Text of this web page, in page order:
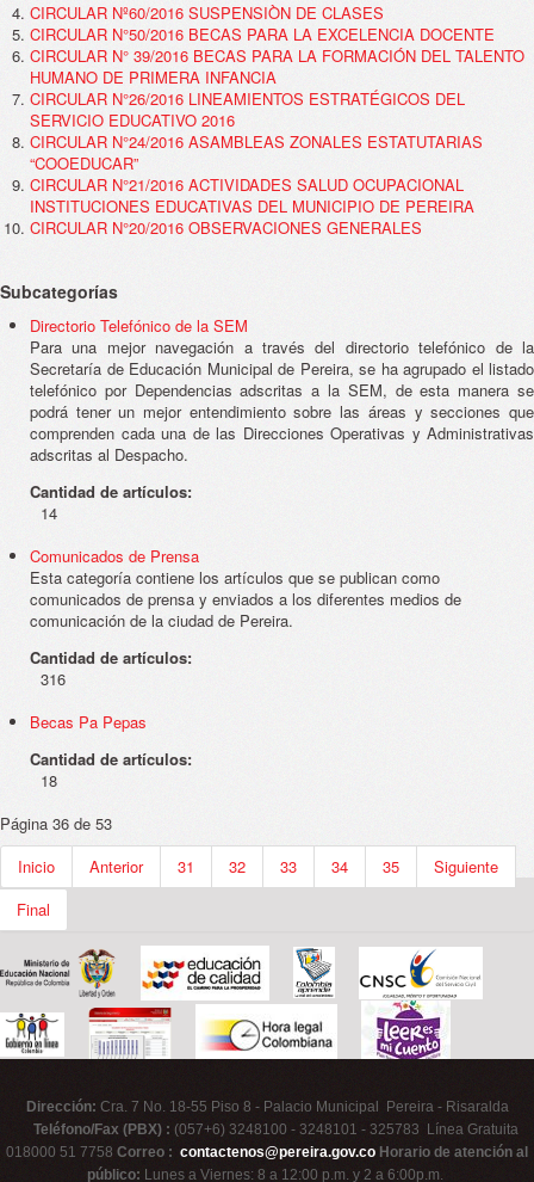
CIRCULAR Nº60/2016 SUSPENSIÒN DE CLASES
CIRCULAR N°50/2016 BECAS PARA LA EXCELENCIA DOCENTE
CIRCULAR N° 39/2016 BECAS PARA LA FORMACIÓN DEL TALENTO
HUMANO DE PRIMERA INFANCIA
CIRCULAR N°26/2016 LINEAMIENTOS ESTRATÉGICOS DEL
SERVICIO EDUCATIVO 2016
CIRCULAR N°24/2016 ASAMBLEAS ZONALES ESTATUTARIAS
“COOEDUCAR”
CIRCULAR N°21/2016 ACTIVIDADES SALUD OCUPACIONAL
INSTITUCIONES EDUCATIVAS DEL MUNICIPIO DE PEREIRA
CIRCULAR N°20/2016 OBSERVACIONES GENERALES
Subcategorías
Directorio Telefónico de la SEM
Para una mejor navegación a través del directorio telefónico de la
Secretaría de Educación Municipal de Pereira, se ha agrupado el listado
telefónico por Dependencias adscritas a la SEM, de esta manera se
podrá tener un mejor entendimiento sobre las áreas y secciones que
comprenden cada una de las Direcciones Operativas y Administrativas
adscritas al Despacho.
Cantidad de artículos:
14
Comunicados de Prensa
Esta categoría contiene los artículos que se publican como
comunicados de prensa y enviados a los diferentes medios de
comunicación de la ciudad de Pereira.
Cantidad de artículos:
316
Becas Pa Pepas
Cantidad de artículos:
18
Página 36 de 53
Inicio
Anterior 31 32 33 34 35
Siguiente
Final
Dirección: Cra. 7 No. 18-55 Piso 8 - Palacio Municipal Pereira - Risaralda
Teléfono/Fax (PBX) : (057+6) 3248100 - 3248101 - 325783 Línea Gratuita
018000 51 7758 Correo : contactenos@pereira.gov.co Horario de atención al
público: Lunes a Viernes: 8 a 12:00 p.m. y 2 a 6:00p.m.